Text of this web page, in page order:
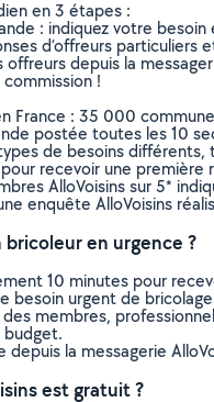
en 3 étapes :
: indiquez votre
d’offreurs particuliers
offreurs depuis la
!
France : 35 000
postée toutes les 10
de besoins différents,
recevoir une
AlloVoisins sur 5*
enquête AlloVoisins
en urgence ?
10 minutes pour
besoin urgent de
membres,
depuis la messagerie
est gratuit ?